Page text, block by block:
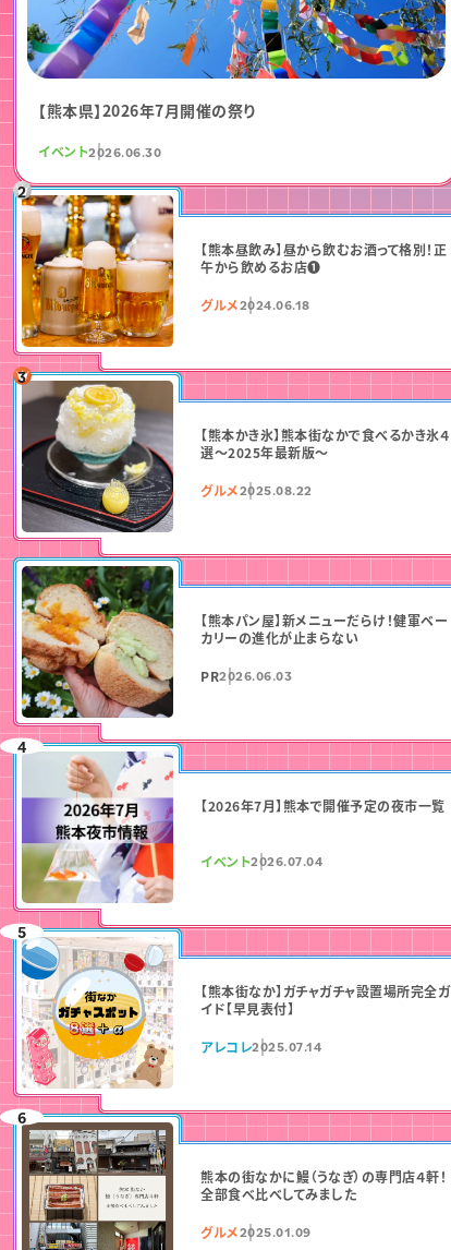
【熊本県】2026年7月開催の祭り
イベント2026.06.30
【熊本昼飲み】昼から飲むお酒って格別！正
午から飲めるお店❶
グルメ2024.06.18
【熊本かき氷】熊本街なかで食べるかき氷４
選〜2025年最新版〜
グルメ2025.08.22
【熊本パン屋】新メニューだらけ！健軍ベー
カリーの進化が止まらない
PR2026.06.03
【2026年7月】熊本で開催予定の夜市一覧
イベント2026.07.04
【熊本街なか】ガチャガチャ設置場所完全ガ
イド【早見表付】
アレコレ2025.07.14
熊本の街なかに鰻（うなぎ）の専門店４軒！
全部食べ比べしてみました
グルメ2025.01.09